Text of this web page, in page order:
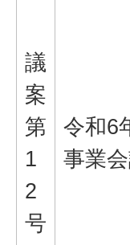
議
案
第
1
2
号
令和6
事業